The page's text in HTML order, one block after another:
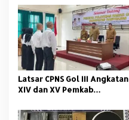
dengan Pelatihan Alat
Tangkap
Latsar CPNS Gol III Angkatan
XIV dan XV Pemkab